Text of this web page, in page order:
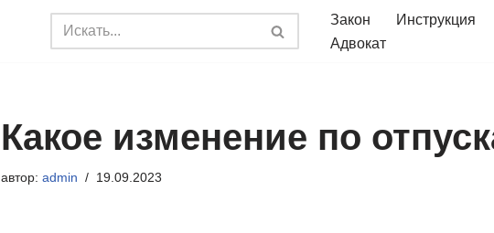
Закон Инструкция
Адвокат
Какое изменение по
автор: admin 19.09.2023